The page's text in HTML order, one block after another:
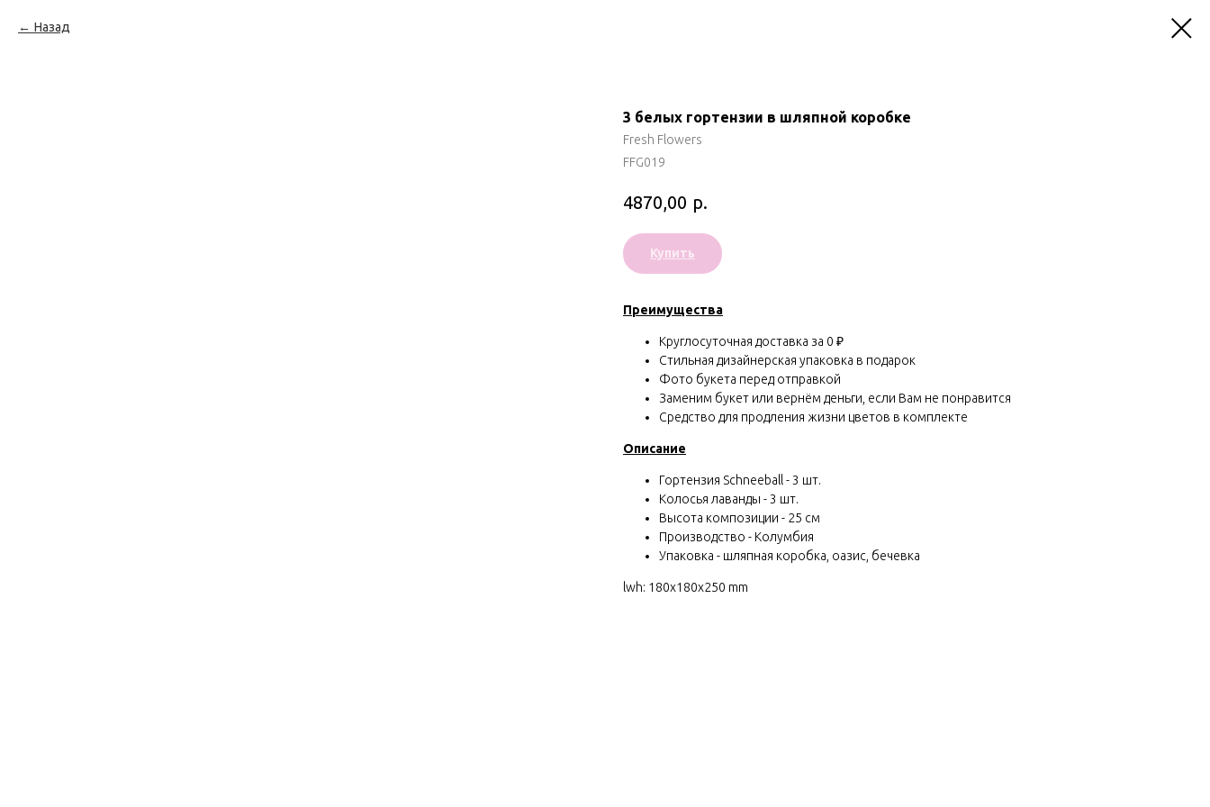
Назад
3 белых гортензии в шляпной коробке
Fresh Flowers
FFG019
4870,00 р.
Купить
Преимущества
Круглосуточная доставка за 0 ₽
Стильная дизайнерская упаковка в подарок
Фото букета перед отправкой
Заменим букет или вернём деньги, если Вам не понравится
Средство для продления жизни цветов в комплекте
Описание
Гортензия Schneeball - 3 шт.
Колосья лаванды - 3 шт.
Высота композиции - 25 см
Производство - Колумбия
Упаковка - шляпная коробка, оазис, бечевка
lwh: 180x180x250 mm